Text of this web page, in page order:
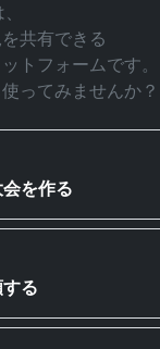
共有できる
トフォームです。
ってみませんか？
を作る
る